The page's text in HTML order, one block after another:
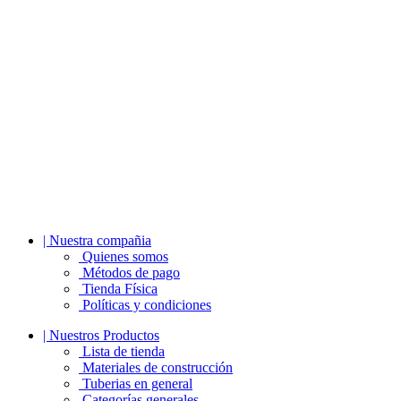
| Nuestra compañia
Quienes somos
Métodos de pago
Tienda Física
Políticas y condiciones
| Nuestros Productos
Lista de tienda
Materiales de construcción
Tuberias en general